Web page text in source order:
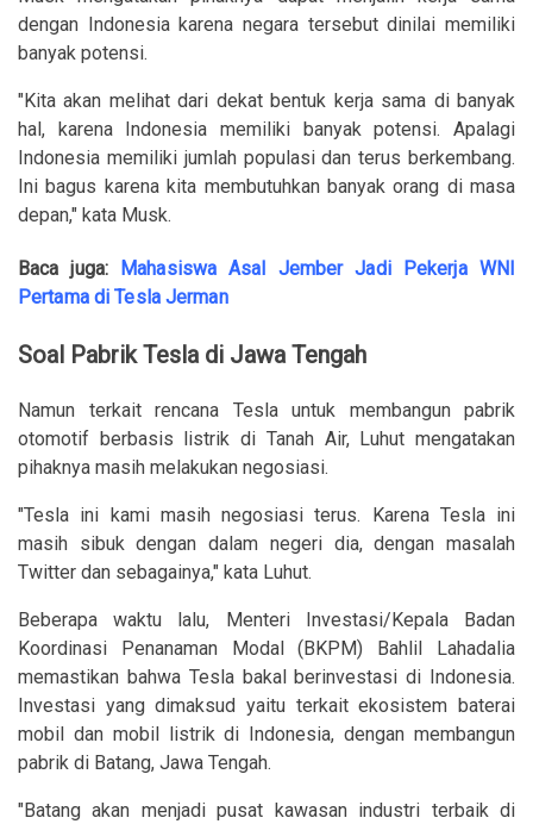
dengan Indonesia karena negara tersebut dinilai memiliki
banyak potensi.
"Kita akan melihat dari dekat bentuk kerja sama di banyak
hal, karena Indonesia memiliki banyak potensi. Apalagi
Indonesia memiliki jumlah populasi dan terus berkembang.
Ini bagus karena kita membutuhkan banyak orang di masa
depan," kata Musk.
Baca juga:
Mahasiswa Asal Jember Jadi Pekerja WNI
Pertama di Tesla Jerman
Soal Pabrik Tesla di Jawa Tengah
Namun terkait rencana Tesla untuk membangun pabrik
otomotif berbasis listrik di Tanah Air, Luhut mengatakan
pihaknya masih melakukan negosiasi.
"Tesla ini kami masih negosiasi terus. Karena Tesla ini
masih sibuk dengan dalam negeri dia, dengan masalah
Twitter dan sebagainya," kata Luhut.
Beberapa waktu lalu, Menteri Investasi/Kepala Badan
Koordinasi Penanaman Modal (BKPM) Bahlil Lahadalia
memastikan bahwa Tesla bakal berinvestasi di Indonesia.
Investasi yang dimaksud yaitu terkait ekosistem baterai
mobil dan mobil listrik di Indonesia, dengan membangun
pabrik di Batang, Jawa Tengah.
"Batang akan menjadi pusat kawasan industri terbaik di